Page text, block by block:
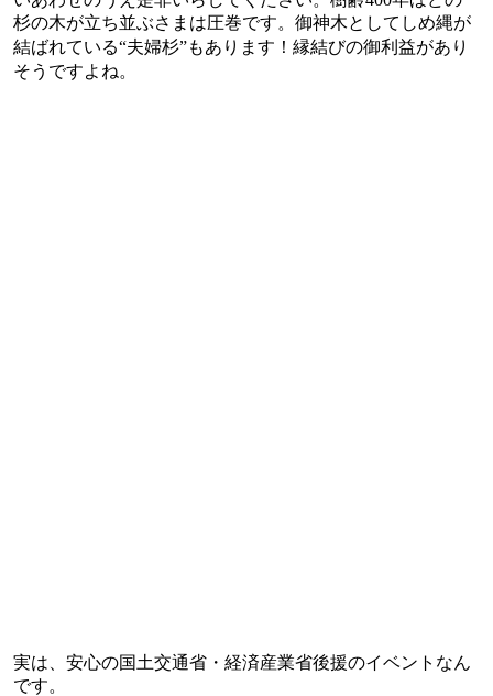
杉の木が立ち並ぶさまは圧巻です。御神木としてしめ縄が
結ばれている“夫婦杉”もあります！縁結びの御利益があり
そうですよね。
実は、安心の国土交通省・経済産業省後援のイベントなん
です。